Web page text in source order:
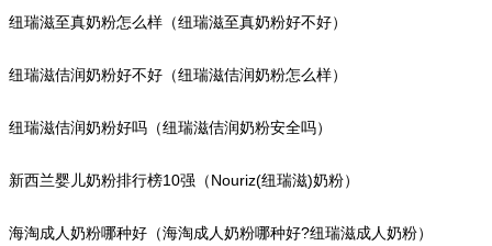
纽瑞滋至真奶粉怎么样（纽瑞滋至真奶粉好不好）
纽瑞滋佶润奶粉好不好（纽瑞滋佶润奶粉怎么样）
纽瑞滋佶润奶粉好吗（纽瑞滋佶润奶粉安全吗）
新西兰婴儿奶粉排行榜10强（Nouriz(纽瑞滋)奶粉）
海淘成人奶粉哪种好（海淘成人奶粉哪种好?纽瑞滋成人奶粉）